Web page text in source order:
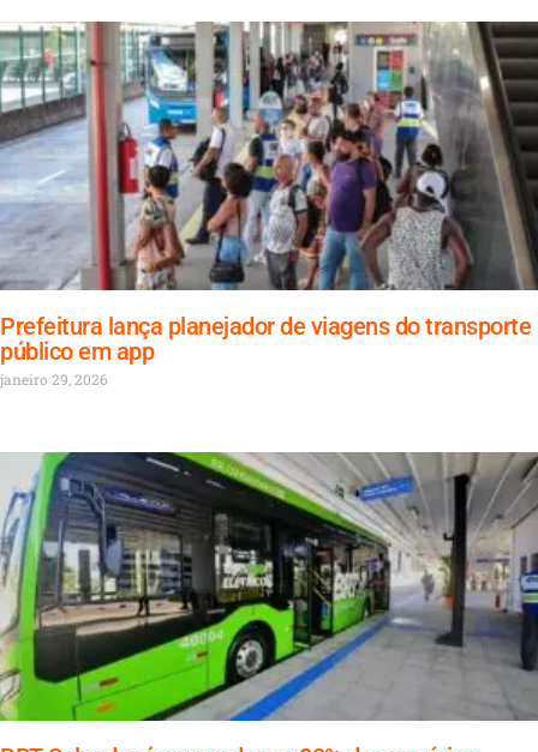
Prefeitura lança planejador de viagens do transporte
público em app
janeiro 29, 2026